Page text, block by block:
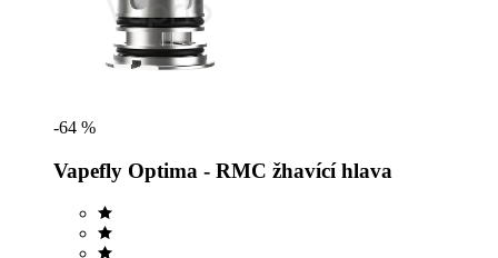
-64 %
Vapefly Optima - RMC žhavící hlava